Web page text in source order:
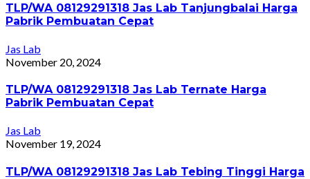
TLP/WA 08129291318 Jas Lab Tanjungbalai Harga
Pabrik Pembuatan Cepat
Jas Lab
November 20, 2024
TLP/WA 08129291318 Jas Lab Ternate Harga
Pabrik Pembuatan Cepat
Jas Lab
November 19, 2024
TLP/WA 08129291318 Jas Lab Tebing Tinggi Harga